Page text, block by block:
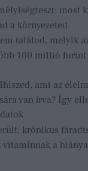
most
a környezeted
találod, melyik
100 millió forint
ami az
van írva? Így
krónikus
vitaminnak a hiánya